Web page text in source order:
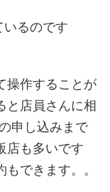
いるのです
操作することが
と店員さんに相
申し込みまで
店も多いです
できます。。